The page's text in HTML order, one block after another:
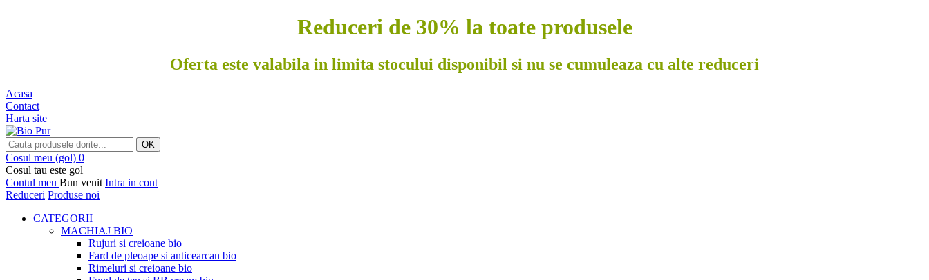
Reduceri de 30% la toate produsele
Oferta este valabila in limita stocului disponibil si nu se cumuleaza cu alte reduceri
Acasa
Contact
Harta site
OK
Cosul meu (gol) 0
Cosul tau este gol
Contul meu Bun venit Intra in cont
Reduceri Produse noi
CATEGORII
MACHIAJ BIO
Rujuri si creioane bio
Fard de pleoape si anticearcan bio
Rimeluri si creioane bio